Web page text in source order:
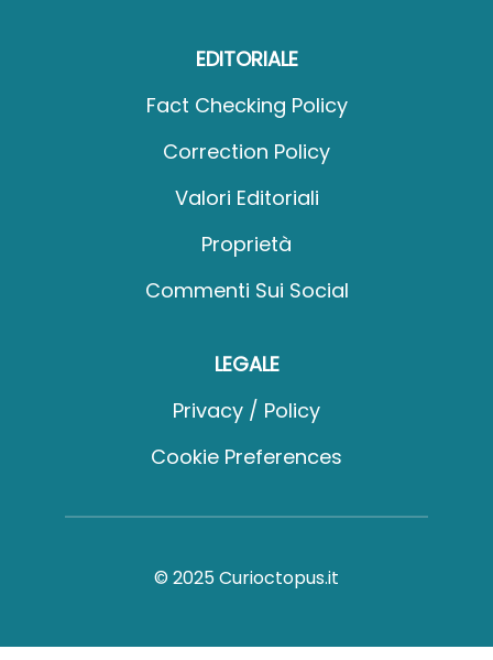
EDITORIALE
Fact Checking Policy
Correction Policy
Valori Editoriali
Proprietà
Commenti Sui Social
LEGALE
Privacy / Policy
Cookie Preferences
© 2025 Curioctopus.it